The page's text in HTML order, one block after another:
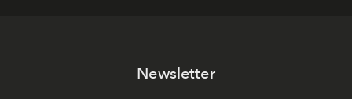
Newsletter